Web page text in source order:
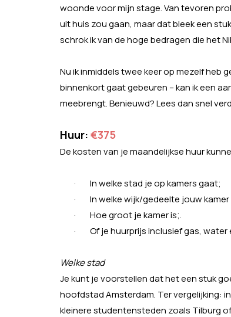
woonde voor mijn stage. Van tevoren
uit huis zou gaan, maar dat bleek een
schrok ik van de hoge bedragen die het
Nu ik inmiddels twee keer op mezelf heb
binnenkort gaat gebeuren – kan ik een
meebrengt. Benieuwd? Lees dan snel
Huur: €375
De kosten van je maandelijkse huur
·
In welke stad je op kamers gaat;
·
In welke wijk/gedeelte jouw kamer
·
Hoe groot je kamer is;.
·
Of je huurprijs inclusief gas, water
Welke stad
Je kunt je voorstellen dat het een stuk
hoofdstad Amsterdam. Ter vergelijking:
kleinere studentensteden zoals Tilburg